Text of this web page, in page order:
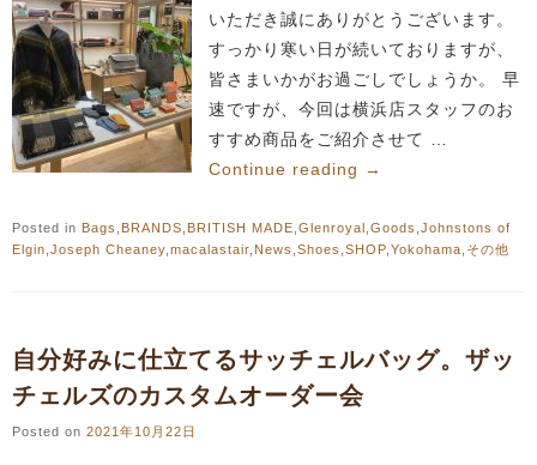
いただき誠にありがとうございます。
すっかり寒い日が続いておりますが、
皆さまいかがお過ごしでしょうか。 早
速ですが、今回は横浜店スタッフのお
すすめ商品をご紹介させて …
Continue reading →
Posted in Bags BRANDS BRITISH MADE Glenroyal Goods Johnstons of
Elgin Joseph Cheaney macalastair News Shoes SHOP Yokohama その他
自分好みに仕立てるサッチェルバッグ。ザッ
チェルズのカスタムオーダー会
Posted on 2021年10月22日